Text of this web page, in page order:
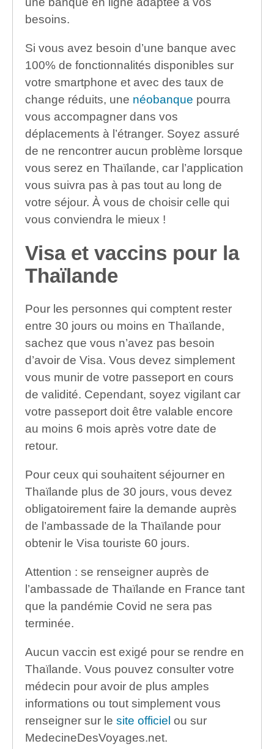
besoins.
Si vous avez besoin d’une banque avec
100% de fonctionnalités disponibles sur
votre smartphone et avec des taux de
change réduits, une néobanque pourra
vous accompagner dans vos
déplacements à l’étranger. Soyez assuré
de ne rencontrer aucun problème lorsque
vous serez en Thaïlande, car l’application
vous suivra pas à pas tout au long de
votre séjour. À vous de choisir celle qui
vous conviendra le mieux !
Visa et vaccins pour la
Thaïlande
Pour les personnes qui comptent rester
entre 30 jours ou moins en Thaïlande,
sachez que vous n’avez pas besoin
d’avoir de Visa. Vous devez simplement
vous munir de votre passeport en cours
de validité. Cependant, soyez vigilant car
votre passeport doit être valable encore
au moins 6 mois après votre date de
retour.
Pour ceux qui souhaitent séjourner en
Thaïlande plus de 30 jours, vous devez
obligatoirement faire la demande auprès
de l’ambassade de la Thaïlande pour
obtenir le Visa touriste 60 jours.
Attention : se renseigner auprès de
l’ambassade de Thaïlande en France tant
que la pandémie Covid ne sera pas
terminée.
Aucun vaccin est exigé pour se rendre en
Thaïlande. Vous pouvez consulter votre
médecin pour avoir de plus amples
informations ou tout simplement vous
renseigner sur le site officiel ou sur
MedecineDesVoyages.net.